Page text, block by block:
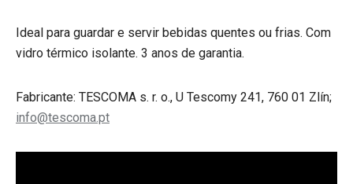
Ideal para guardar e servir bebidas quentes ou frias. Com
vidro térmico isolante. 3 anos de garantia.
Fabricante: TESCOMA s. r. o., U Tescomy 241, 760 01 Zlín;
info@tescoma.pt